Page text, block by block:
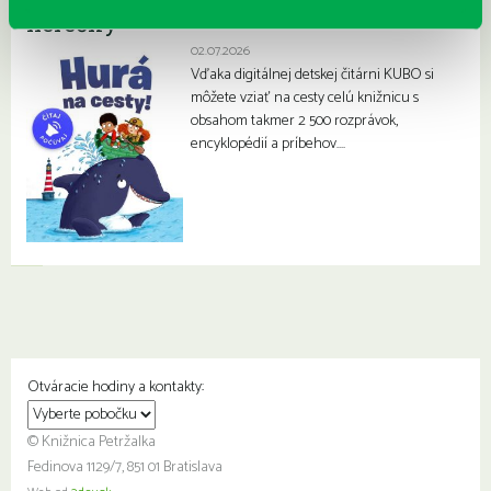
herečky
02.07.2026
Vďaka digitálnej detskej čitárni KUBO si
môžete vziať na cesty celú knižnicu s
obsahom takmer 2 500 rozprávok,
encyklopédií a príbehov….
Otváracie hodiny a kontakty:
© Knižnica Petržalka
Fedinova 1129/7, 851 01 Bratislava